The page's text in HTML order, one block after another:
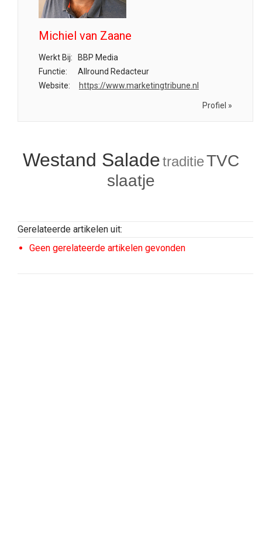
Michiel van Zaane
Werkt Bij:
BBP Media
Functie:
Allround Redacteur
Website:
https://www.marketingtribune.nl
Profiel »
Westand SaladetraditieTVC
slaatje
Gerelateerde artikelen uit:
Geen gerelateerde artikelen gevonden